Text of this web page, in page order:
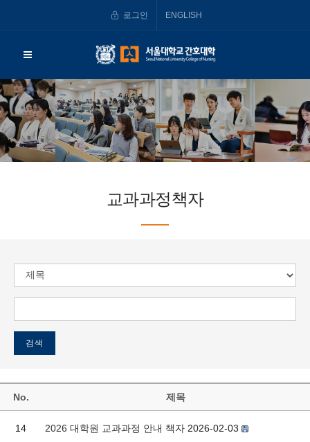
로그인 ENGLISH
교과과정책자
No. 제목
14 2026 대학원 교과과정 안내 책자 2026-02-03